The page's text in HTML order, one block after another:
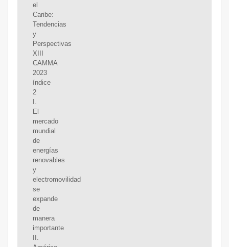
el
Caribe:
Tendencias
y
Perspectivas
XIII
CAMMA
2023
índice
2
I.
El
mercado
mundial
de
energías
renovables
y
electromovilidad
se
expande
de
manera
importante
II.